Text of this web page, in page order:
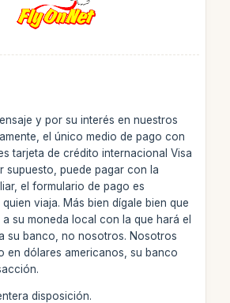
y por su interés en nuestros
el único medio de pago con
tarjeta de crédito internacional Visa
supuesto, puede pagar con la
el formulario de pago es
viaja. Más bien dígale bien que
su moneda local con la que hará el
su banco, no nosotros. Nosotros
en dólares americanos, su banco
disposición.